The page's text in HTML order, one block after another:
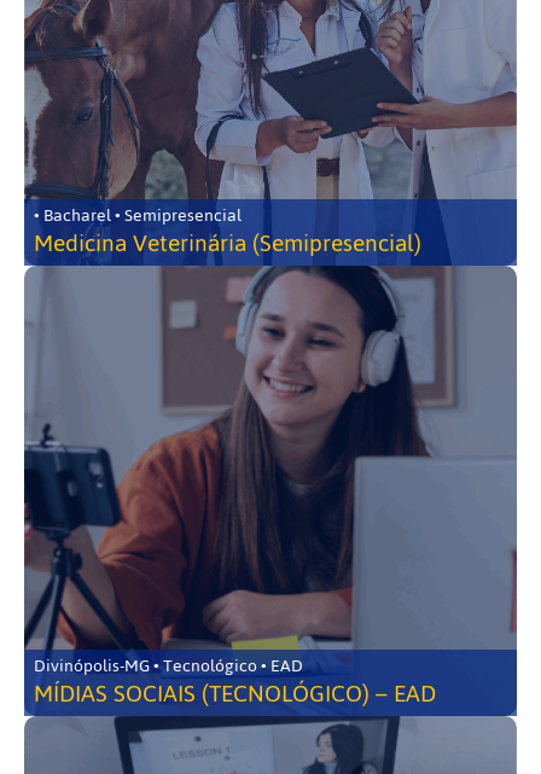
• Bacharel • Semipresencial
Medicina Veterinária (Semipresencial)
Divinópolis-MG • Tecnológico • EAD
MÍDIAS SOCIAIS (TECNOLÓGICO) – EAD